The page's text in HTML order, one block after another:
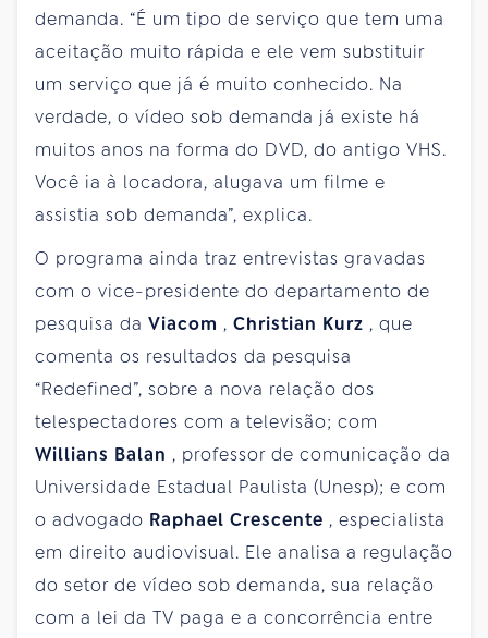
demanda. “É um tipo de serviço que tem uma
aceitação muito rápida e ele vem substituir
um serviço que já é muito conhecido. Na
verdade, o vídeo sob demanda já existe há
muitos anos na forma do DVD, do antigo VHS.
Você ia à locadora, alugava um filme e
assistia sob demanda”, explica.
O programa ainda traz entrevistas gravadas
com o vice-presidente do departamento de
pesquisa da Viacom , Christian Kurz , que
comenta os resultados da pesquisa
“Redefined”, sobre a nova relação dos
telespectadores com a televisão; com
Willians Balan , professor de comunicação da
Universidade Estadual Paulista (Unesp); e com
o advogado Raphael Crescente , especialista
em direito audiovisual. Ele analisa a regulação
do setor de vídeo sob demanda, sua relação
com a lei da TV paga e a concorrência entre